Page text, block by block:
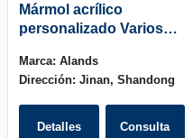
Mármol acrílico
personalizado Varios
Marca: Alands
Dirección: Jinan, Shandong
Detalles Consulta